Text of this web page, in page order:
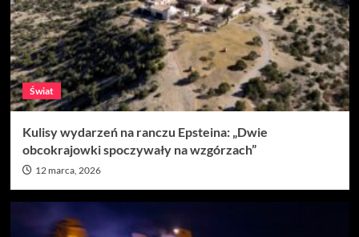
Świat
Kulisy wydarzeń na ranczu Epsteina: „Dwie
obcokrajowki spoczywały na wzgórzach”
12 marca, 2026